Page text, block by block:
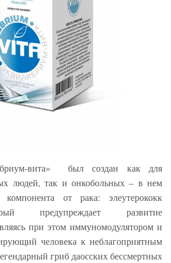
вита» был создан как для
людей, так и онкобольных – в нем
от рака: элеутерококк
предупреждает развитие
при этом иммуномодулятором и
человека к неблагоприятным
гриб даосских бессмертных